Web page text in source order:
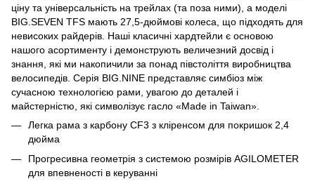
ціну та універсальність на трейлах (та поза ними), а моделі
BIG.SEVEN TFS мають 27,5-дюймові колеса, що підходять для
невисоких райдерів. Наші класичні хардтейли є основою
нашого асортименту і демонструють величезний досвід і
знання, які ми накопичили за понад півстоліття виробництва
велосипедів. Серія BIG.NINE представляє симбіоз між
сучасною технологією рами, увагою до деталей і
майстерністю, які символізує гасло «Made in Taiwan».
Легка рама з карбону CF3 з кліренсом для покришок 2,4
дюйма
Прогресивна геометрія з системою розмірів AGILOMETER
для впевненості в керуванні